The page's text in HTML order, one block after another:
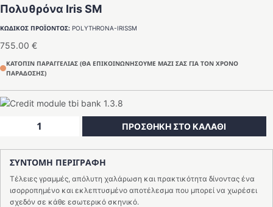
Πολυθρόνα Iris SM
ΚΩΔΙΚΟΣ ΠΡΟΪΟΝΤΟΣ: POLYTHRONA-IRISSM
755.00 €
ΚΑΤΟΠΙΝ ΠΑΡΑΓΓΕΛΙΑΣ (ΘΑ ΕΠΙΚΟΙΝΩΝΗΣΟΥΜΕ ΜΑΖΙ ΣΑΣ ΓΙΑ ΤΟΝ ΧΡΟΝΟ
ΠΑΡΑΔΟΣΗΣ)
Πολυθρόνα
SM
ποσότητα
ΠΡΟΣΘΗΚΗ ΣΤΟ ΚΑΛΑΘΙ
ΣΥΝΤΟΜΗ ΠΕΡΙΓΡΑΦΗ
Τέλειες γραμμές, απόλυτη χαλάρωση και πρακτικότητα δίνοντας ένα
ισορροπημένο και εκλεπτυσμένο αποτέλεσμα που μπορεί να χωρέσει
σχεδόν σε κάθε εσωτερικό σκηνικό.